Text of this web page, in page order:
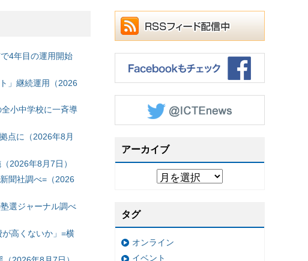
4年目の運用開始
」継続運用（2026
小中学校に一斉導
点に（2026年8月
2026年8月7日）
聞社調べ=（2026
選ジャーナル調べ
高くないか」=横
アーカイブ
タグ
オンライン
イベント